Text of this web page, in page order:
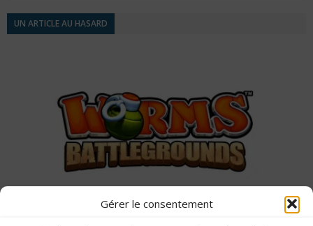
Gérer le consentement
UN ARTICLE AU HASARD